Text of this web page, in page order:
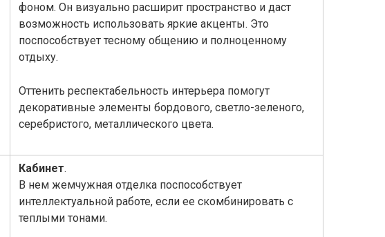
фоном. Он визуально расширит пространство и даст
возможность использовать яркие акценты. Это
поспособствует тесному общению и полноценному
отдыху.
Оттенить респектабельность интерьера помогут
декоративные элементы бордового, светло-зеленого,
серебристого, металлического цвета.
Кабинет.
В нем жемчужная отделка поспособствует
интеллектуальной работе, если ее скомбинировать с
теплыми тонами.